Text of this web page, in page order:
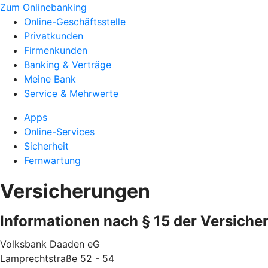
Zum Onlinebanking
Online-Geschäftsstelle
Privatkunden
Firmenkunden
Banking & Verträge
Meine Bank
Service & Mehrwerte
Apps
Online-Services
Sicherheit
Fernwartung
Versicherungen
Informationen nach § 15 der
Volksbank Daaden eG
Lamprechtstraße 52 - 54